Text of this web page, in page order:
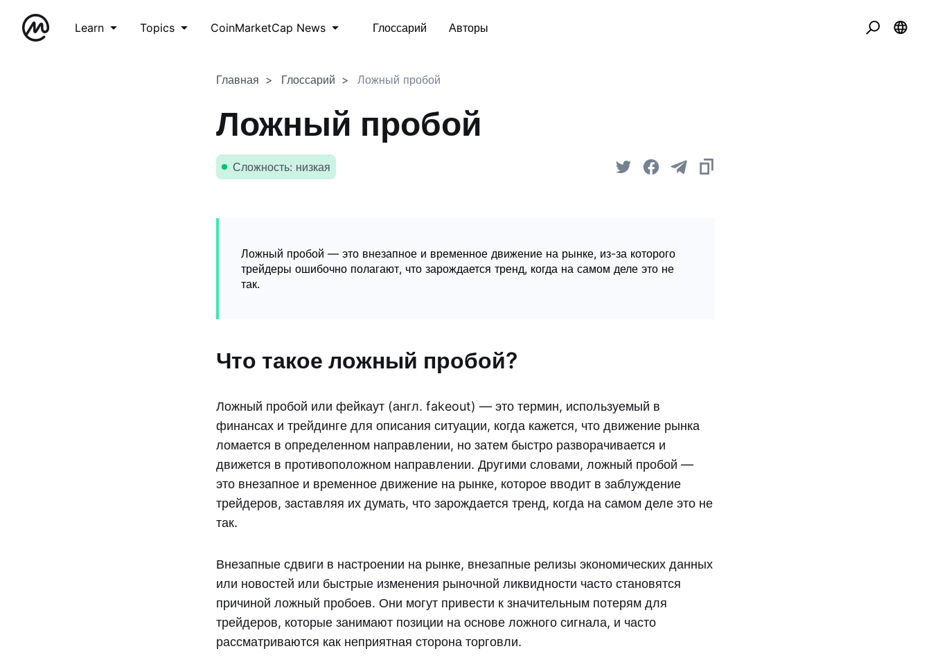
Learn Topics CoinMarketCap News Глоссарий Авторы
Главная Глоссарий Ложный пробой
Ложный пробой
Сложность: низкая
Ложный пробой — это внезапное и временное движение на рынке, из-за которого
трейдеры ошибочно полагают, что зарождается тренд, когда на самом деле это не
так.
Что такое ложный пробой?
Ложный пробой или фейкаут (англ. fakeout) — это термин, используемый в
финансах и трейдинге для описания ситуации, когда кажется, что движение рынка
ломается в определенном направлении, но затем быстро разворачивается и
движется в противоположном направлении. Другими словами, ложный пробой —
это внезапное и временное движение на рынке, которое вводит в заблуждение
трейдеров, заставляя их думать, что зарождается тренд, когда на самом деле это не
так.
Внезапные сдвиги в настроении на рынке, внезапные релизы экономических данных
или новостей или быстрые изменения рыночной ликвидности часто становятся
причиной ложный пробоев. Они могут привести к значительным потерям для
трейдеров, которые занимают позиции на основе ложного сигнала, и часто
рассматриваются как неприятная сторона торговли.